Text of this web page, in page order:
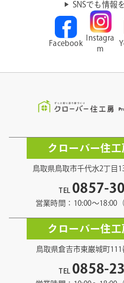
SNSでも情報
Facebook
Instagra
m
クローバー住工
鳥取県鳥取市千代水2丁目
TEL 0857-
営業時間：10:00〜18:00
クローバー住工
鳥取県倉吉市東巌城町111
TEL 0858-